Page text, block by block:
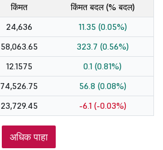
किंमत
किंमत बदल (% बदल)
24,636
11.35 (0.05%)
58,063.65
323.7 (0.56%)
12.1575
0.1 (0.81%)
74,526.75
56.8 (0.08%)
23,729.45 -6.1 (-0.03%)
अधिक पाहा